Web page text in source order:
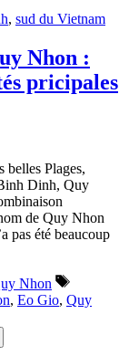
, sud du Vietnam
Nhon :
pricipales
belles Plages,
Dinh, Quy
de Quy Nhon
pas été beaucoup
Nhon
, Eo Gio, Quy